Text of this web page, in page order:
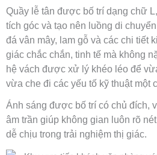
Quầy lễ tân được bố trí dạng chữ
tích góc và tạo nên luồng di
đá vân mây, lam gỗ và các chi tiết
giác chắc chắn, tinh tế mà không
hệ vách được xử lý khéo léo để
vừa che đi các yếu tố kỹ thuật một
Ánh sáng được bố trí có chủ đích,
âm trần giúp không gian luôn rõ
dễ chịu trong trải nghiệm thị giác.